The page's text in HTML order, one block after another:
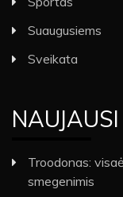
Suaugusiems
Sveikata
Troodonas:
smegenimis